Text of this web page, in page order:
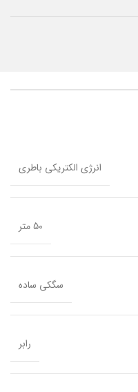
انرژی الکتریکی باطری
50 متر
سگکی ساده
رابر